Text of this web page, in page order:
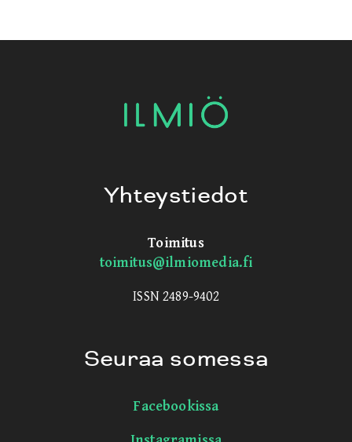
Yhteystiedot
Toimitus
toimitus@ilmiomedia.fi
ISSN 2489-9402
Seuraa somessa
Facebookissa